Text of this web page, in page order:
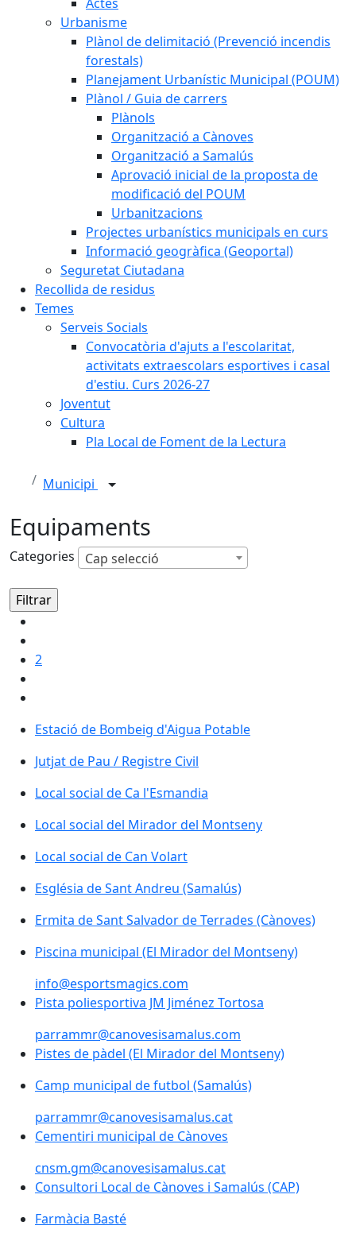
Urbanisme
Plànol de delimitació (Prevenció incendis
forestals)
Planejament Urbanístic Municipal (POUM)
Plànol / Guia de carrers
Plànols
Organització a Cànoves
Organització a Samalús
Aprovació inicial de la proposta de
modificació del POUM
Urbanitzacions
Projectes urbanístics municipals en curs
Informació geogràfica (Geoportal)
Seguretat Ciutadana
Recollida de residus
Temes
Serveis Socials
Convocatòria d'ajuts a l'escolaritat,
activitats extraescolars esportives i casal
d'estiu. Curs 2026-27
Joventut
Cultura
Pla Local de Foment de la Lectura
Municipi
Equipaments
Categories Cap selecció
2
Estació de Bombeig d'Aigua Potable
Jutjat de Pau / Registre Civil
Jutjat de Pau / Registre Civil
Local social de Ca l'Esmandia
Local social de Ca l'Esmandia
Local social del Mirador del Montseny
Local social del Mirador del Montseny
Local social de Can Volart
Local social de Can Volart
Església de Sant Andreu (Samalús)
Església de Sant Andreu (Samalús)
Ermita de Sant Salvador de Terrades (Cànoves)
Ermita de Sant Salvador de Terrades (Cànoves)
Piscina municipal (El Mirador del Montseny)
Piscina municipal (El Mirador del Montseny)
info@esportsmagics.com
Pista poliesportiva JM Jiménez Tortosa
Pista poliesportiva JM Jiménez Tortosa
parrammr@canovesisamalus.com
Pistes de pàdel (El Mirador del Montseny)
Pistes de pàdel (El Mirador del Montseny)
Camp municipal de futbol (Samalús)
Camp municipal de futbol (Samalús)
parrammr@canovesisamalus.cat
Cementiri municipal de Cànoves
Cementiri municipal de Cànoves
cnsm.gm@canovesisamalus.cat
Consultori Local de Cànoves i Samalús (CAP)
Consultori Local de Cànoves i Samalús (CAP)
Farmàcia Basté
Farmàcia Basté